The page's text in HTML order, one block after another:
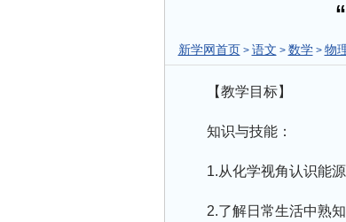
新学网首页 > 语文 > 数学> 物
【教学目标】
知识与技能：
1.从化学视角认识能
2.了解日常生活中熟